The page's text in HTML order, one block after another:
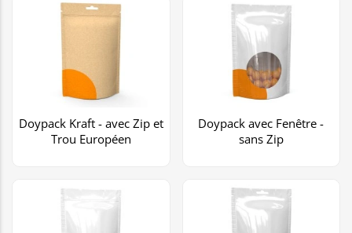
Doypack Kraft - avec Zip et
Trou Européen
Doypack avec Fenêtre -
sans Zip